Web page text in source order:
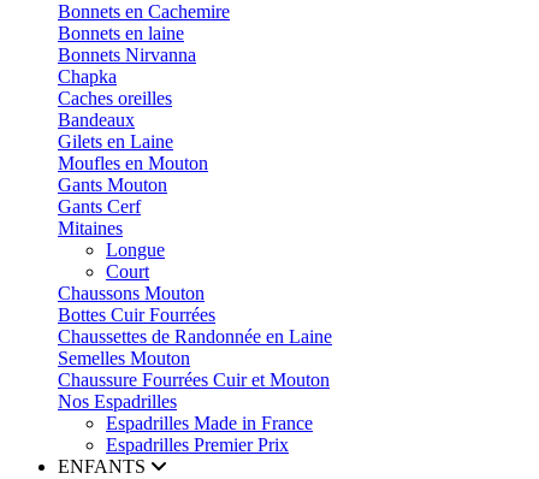
Bonnets en Cachemire
Bonnets en laine
Bonnets Nirvanna
Chapka
Caches oreilles
Bandeaux
Gilets en Laine
Moufles en Mouton
Gants Mouton
Gants Cerf
Mitaines
Longue
Court
Chaussons Mouton
Bottes Cuir Fourrées
Chaussettes de Randonnée en Laine
Semelles Mouton
Chaussure Fourrées Cuir et Mouton
Nos Espadrilles
Espadrilles Made in France
Espadrilles Premier Prix
ENFANTS